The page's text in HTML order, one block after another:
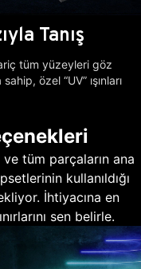
Tanış
tüm yüzeyleri göz
özel “UV” ışınları
tüm parçaların ana
kullanıldığı
İhtiyacına en
sen belirle.